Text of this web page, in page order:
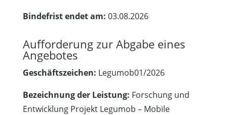
Bindefrist endet am: 03.08.2026
Aufforderung zur Abgabe eines
Angebotes
Geschäftszeichen: Legumob01/2026
Bezeichnung der Leistung: Forschung und
Entwicklung Projekt Legumob – Mobile